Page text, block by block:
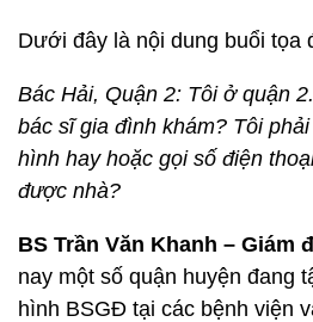
Dưới đây là nội dung buổi tọa
Bác Hải, Quận 2: Tôi ở quận
bác sĩ gia đình khám? Tôi
hình hay hoặc gọi số điện
được nhà?
BS Trần Văn Khanh – Giám
nay một số quận huyện đang
hình BSGĐ tại các bệnh viện